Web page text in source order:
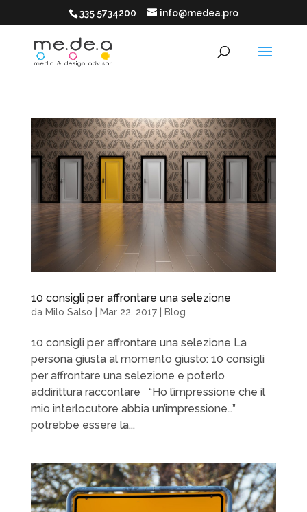
335 5734200 info@medea.pro
10 consigli per affrontare una selezione
da Milo Salso Mar 22, 2017| Blog
10 consigli per affrontare una selezione La
persona giusta al momento giusto: 10 consigli
per affrontare una selezione e poterlo
addirittura raccontare “Ho l’impressione che il
mio interlocutore abbia un’impressione…”
potrebbe essere la...